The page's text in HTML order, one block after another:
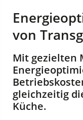
von
Mit gezielten
gleichzeitig
Küche.